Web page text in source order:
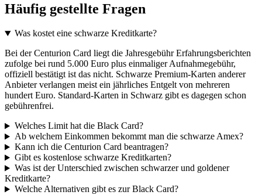
Häufig gestellte Fragen
Was kostet eine schwarze Kreditkarte?
Bei der Centurion Card liegt die Jahresgebühr Erfahrungsberichten
zufolge bei rund 5.000 Euro plus einmaliger Aufnahmegebühr,
offiziell bestätigt ist das nicht. Schwarze Premium-Karten anderer
Anbieter verlangen meist ein jährliches Entgelt von mehreren
hundert Euro. Standard-Karten in Schwarz gibt es dagegen schon
gebührenfrei.
Welches Limit hat die Black Card?
Ab welchem Einkommen bekommt man die schwarze Amex?
Kann ich die Centurion Card beantragen?
Gibt es kostenlose schwarze Kreditkarten?
Was ist der Unterschied zwischen schwarzer und goldener
Kreditkarte?
Welche Alternativen gibt es zur Black Card?